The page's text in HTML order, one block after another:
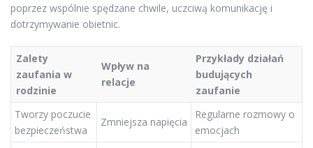
poprzez wspólnie spędzane chwile, uczciwą komunikację i
dotrzymywanie obietnic.
Zalety
zaufania w
rodzinie
Wpływ na
relacje
Przykłady działań
budujących
zaufanie
Tworzy poczucie
bezpieczeństwa
Zmniejsza napięcia
Regularne rozmowy o
emocjach